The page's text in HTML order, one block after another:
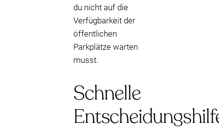
du nicht auf die
Verfügbarkeit der
öffentlichen
Parkplätze warten
musst.
Schnelle